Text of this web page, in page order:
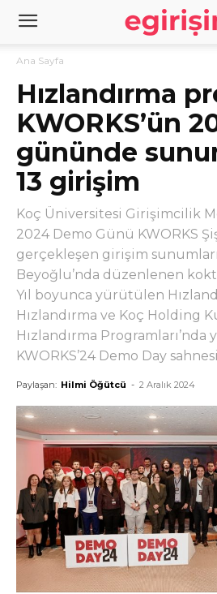
Ana Sayfa
Hızlandırma
KWORKS’ün
gününde
13 girişim
Koç Üniversitesi Girişimcilik
2024 Demo Günü KWORKS
gerçekleşen girişim
Beyoğlu’nda düzenlenen
Yıl boyunca yürütülen
Hızlandırma ve Koç Holding
Hızlandırma Programları’nda
KWORKS’24 Demo Day
Paylaşan: Hilmi Öğütcü - 2 Aralık 2024